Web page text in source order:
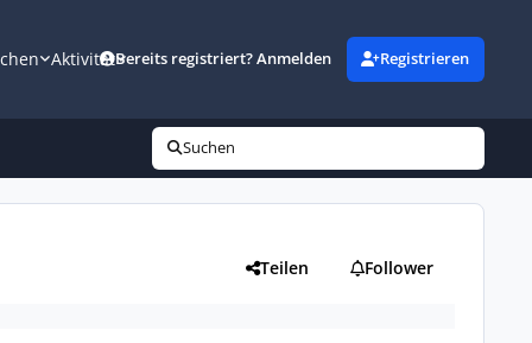
AktivitätBereits registriert? Anmelden Registrieren
Suchen
Teilen Follower